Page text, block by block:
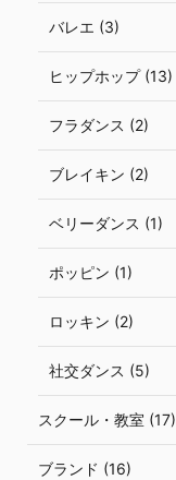
バレエ (3)
ヒップホップ (13)
フラダンス (2)
ブレイキン (2)
ベリーダンス (1)
ポッピン (1)
ロッキン (2)
社交ダンス (5)
スクール・教室 (17)
ブランド (16)